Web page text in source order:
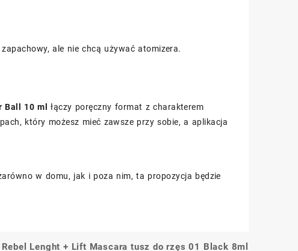
ale nie chcą używać atomizera.
Ball 10 ml łączy poręczny format z charakterem
który możesz mieć zawsze przy sobie, a aplikacja
w domu, jak i poza nim, ta propozycja będzie
Lenght + Lift Mascara tusz do rzęs 01 Black 8ml